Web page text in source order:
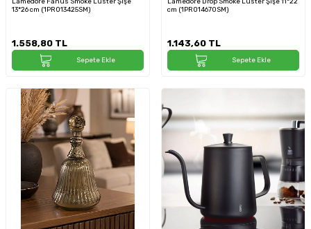
13*26 cm (1PRO13425SM)
1.558,80 TL
Sepete Ekle
cm (1PRO14670SM)
1.143,60 TL
Sepete Ekle